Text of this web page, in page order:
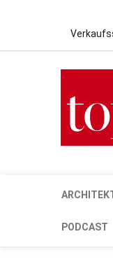
PODCAST